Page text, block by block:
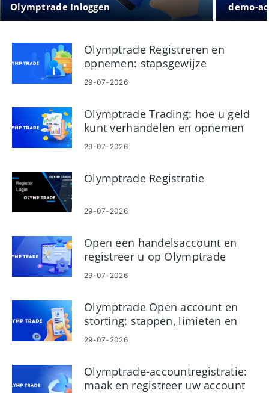
Olymptrade Inloggen
demo-
Olymptrade Registreren en
opnemen: stapsgewijze
uitbetalingsgids
29-07-2026
Olymptrade Trading: hoe u geld
kunt verhandelen en opnemen
29-07-2026
Olymptrade Registratie
29-07-2026
Open een handelsaccount en
registreer u op Olymptrade
29-07-2026
Olymptrade Open account en
storting: stappen, limieten en
methoden
29-07-2026
Olymptrade-accountregistratie:
maak en registreer uw account